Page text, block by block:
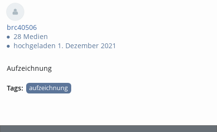
brc40506
28 Medien
hochgeladen 1. Dezember 2021
Aufzeichnung
Tags: aufzeichnung